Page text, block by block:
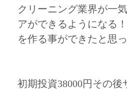
クリーニング業界が一
アができるようになる
を作る事ができたと思っ
初期投資38000円その